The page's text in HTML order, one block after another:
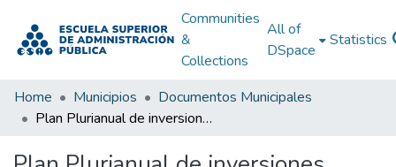
Communities
&
Collections
All of
DSpace
Statistics
Home Municipios
Documentos Municipales
Plan Plurianual de inversiones Natagaima Tolima 2012-2015: PPI Natagaima Tolima 2012-2015